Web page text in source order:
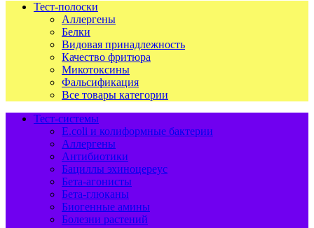
Тест-полоски
Аллергены
Белки
Видовая принадлежность
Качество фритюра
Микотоксины
Фальсификация
Все товары категории
Тест-системы
E.coli и колиформные бактерии
Аллергены
Антибиотики
Бациллы эхиноцереус
Бета-агонисты
Бета-глюканы
Биогенные амины
Болезни растений